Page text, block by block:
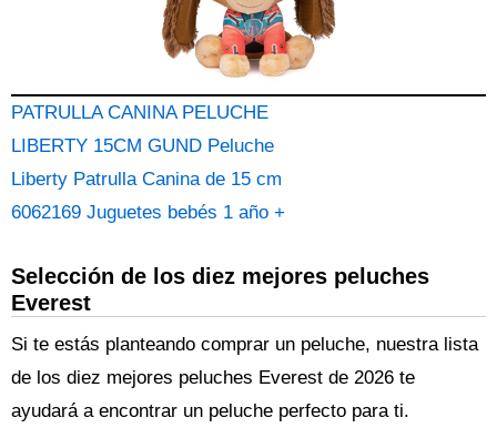
PATRULLA CANINA PELUCHE
LIBERTY 15CM GUND Peluche
Liberty Patrulla Canina de 15 cm
6062169 Juguetes bebés 1 año +
Selección de los diez mejores peluches
Everest
Si te estás planteando comprar un peluche, nuestra lista
de los diez mejores peluches Everest de 2026 te
ayudará a encontrar un peluche perfecto para ti.